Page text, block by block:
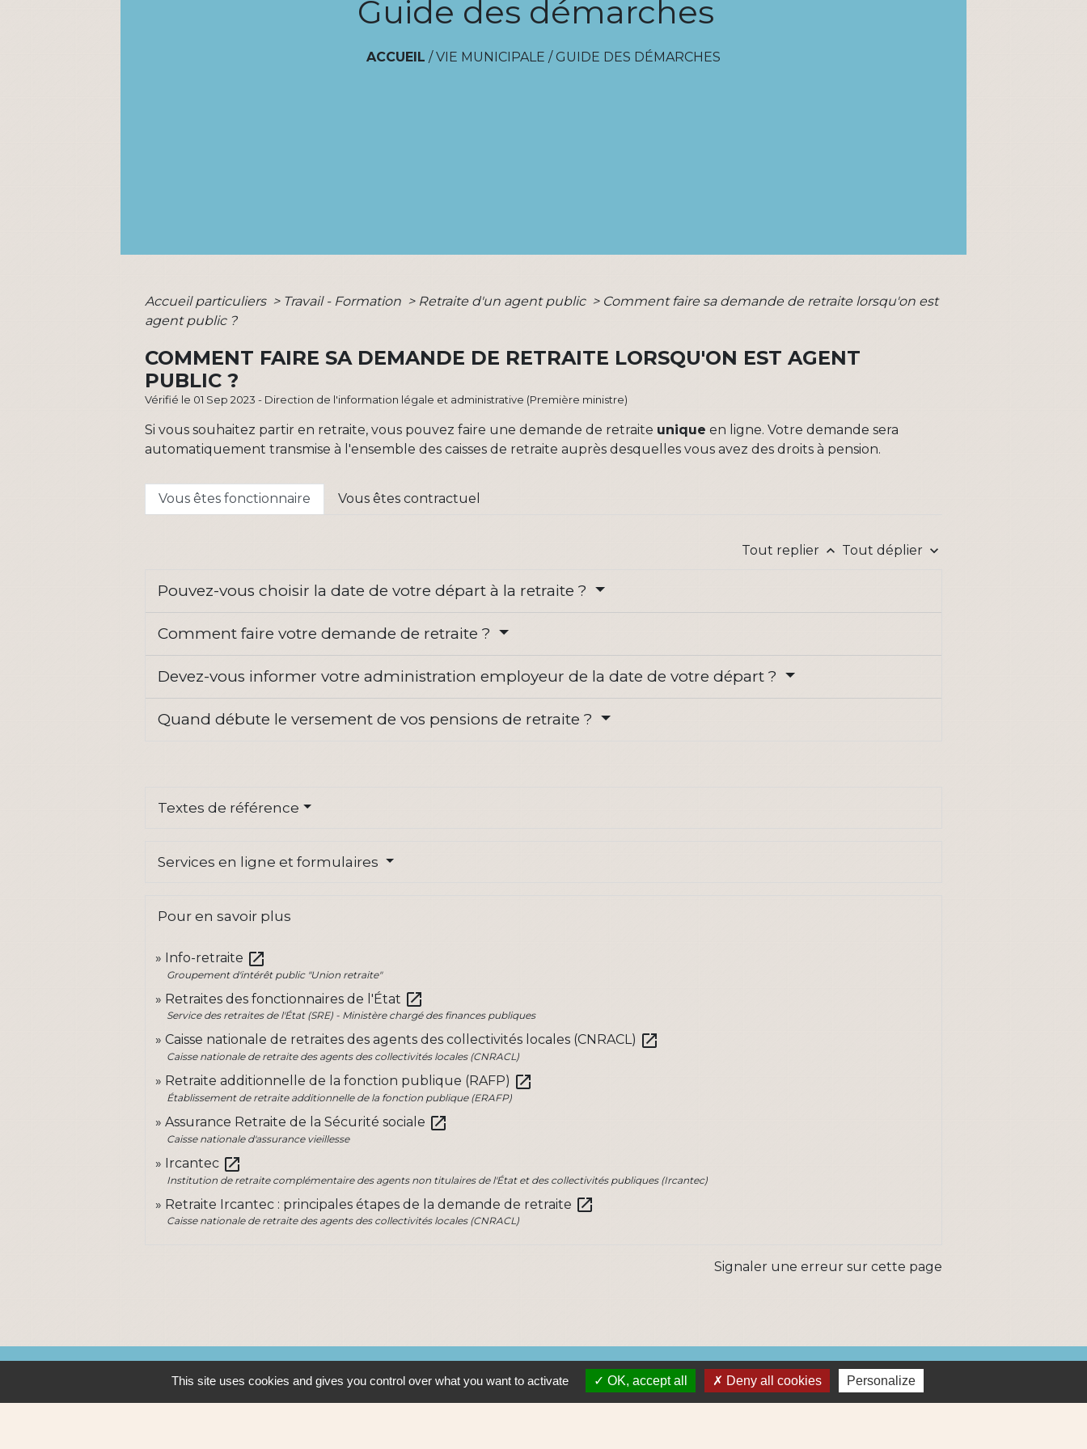
Guide des démarches
ACCUEIL /VIE MUNICIPALE / GUIDE DES DÉMARCHES
Accueil particuliers > Travail - Formation > Retraite d'un agent public > Comment faire sa demande de retraite lorsqu'on est
agent public ?
COMMENT FAIRE SA DEMANDE DE RETRAITE LORSQU'ON EST AGENT
PUBLIC ?
Vérifié le 01 Sep 2023 - Direction de l'information légale et administrative (Première ministre)
Si vous souhaitez partir en retraite, vous pouvez faire une demande de retraite unique en ligne. Votre demande sera
automatiquement transmise à l'ensemble des caisses de retraite auprès desquelles vous avez des droits à pension.
Vous êtes fonctionnaire Vous êtes contractuel
Tout replier keyboard_arrow_up Tout déplier keyboard_arrow_down
Pouvez-vous choisir la date de votre départ à la retraite ?
Comment faire votre demande de retraite ?
Devez-vous informer votre administration employeur de la date de votre départ ?
Quand débute le versement de vos pensions de retraite ?
Textes de référence
Services en ligne et formulaires
Pour en savoir plus
Info-retraite open_in_new
Groupement d'intérêt public "Union retraite"
Retraites des fonctionnaires de l'État open_in_new
Service des retraites de l'État (SRE) - Ministère chargé des finances publiques
Caisse nationale de retraites des agents des collectivités locales (CNRACL) open_in_new
Caisse nationale de retraite des agents des collectivités locales (CNRACL)
Retraite additionnelle de la fonction publique (RAFP) open_in_new
Établissement de retraite additionnelle de la fonction publique (ERAFP)
Assurance Retraite de la Sécurité sociale open_in_new
Caisse nationale d'assurance vieillesse
Ircantec open_in_new
Institution de retraite complémentaire des agents non titulaires de l'État et des collectivités publiques (Ircantec)
Retraite Ircantec : principales étapes de la demande de retraite open_in_new
Caisse nationale de retraite des agents des collectivités locales (CNRACL)
Signaler une erreur sur cette page
Contacts Liens
This site uses cookies and gives you control over what you want to activate OK, accept all Deny all cookies Personalize